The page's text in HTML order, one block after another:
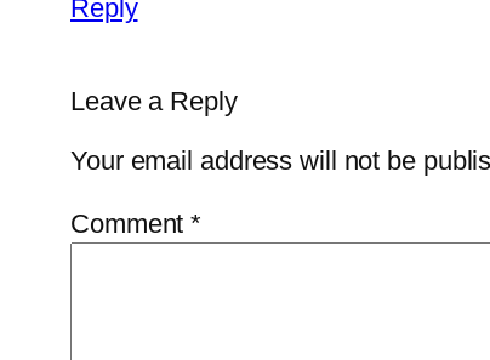
Reply
Leave a Reply
Your email address will not be
Comment*